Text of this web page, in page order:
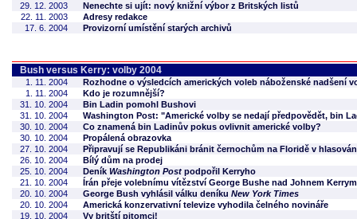
29. 12. 2003
Nenechte si ujít: nový knižní výbor z Britských listů
22. 11. 2003
Adresy redakce
17. 6. 2004
Provizorní umístění starých archivů
Bush versus Kerry: volby 2004
1. 11. 2004
Rozhodne o výsledcích amerických voleb náboženské nadšení
1. 11. 2004
Kdo je rozumnější?
31. 10. 2004
Bin Ladin pomohl Bushovi
31. 10. 2004
Washington Post: "Americké volby se nedají předpovědět, bin
30. 10. 2004
Co znamená bin Ladinův pokus ovlivnit americké volby?
30. 10. 2004
Propálená obrazovka
27. 10. 2004
Připravují se Republikáni bránit černochům na Floridě v
26. 10. 2004
Bílý dům na prodej
25. 10. 2004
Deník Washington Post podpořil Kerryho
21. 10. 2004
Írán přeje volebnímu vítězství George Bushe nad Johnem Kerrym
20. 10. 2004
George Bush vyhlásil válku deníku New York Times
20. 10. 2004
Americká konzervativní televize vyhodila čelného novináře
19. 10. 2004
Vy britští pitomci!